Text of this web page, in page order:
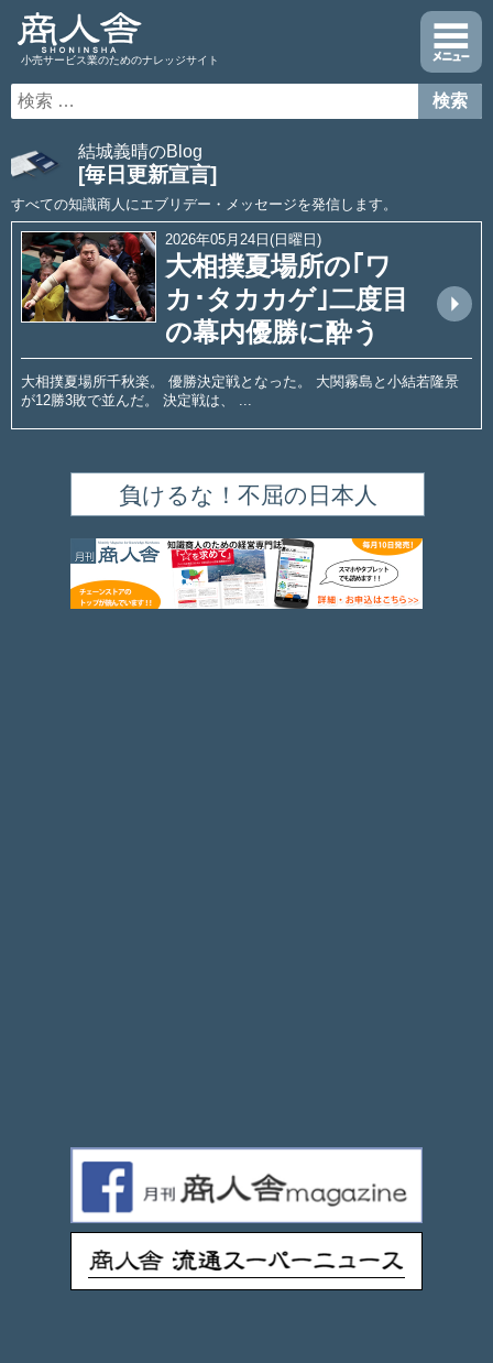
小売サービス業のためのナレッジサイト
結城義晴のBlog
[毎日更新宣言]
すべての知識商人にエブリデー・メッセージを発信します。
2026年05月24日(日曜日)
大相撲夏場所の｢ワ
カ･タカカゲ｣二度目
の幕内優勝に酔う
arrow_drop_up
大相撲夏場所千秋楽。 優勝決定戦となった。 大関霧島と小結若隆景
が12勝3敗で並んだ。 決定戦は、 ...
負けるな！不屈の日本人